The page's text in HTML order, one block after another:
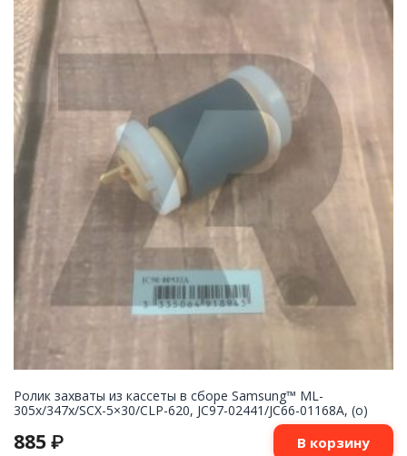
Ролик захваты из кассеты в сборе Samsung™ ML-
305x/347x/SCX-5×30/CLP-620, JC97-02441/JC66-01168A, (o)
885 ₽ В корзину